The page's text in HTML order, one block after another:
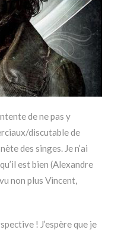
de ne pas y
discutable de
des singes. Je n’ai
est bien (Alexandre
non plus Vincent,
! J’espère que je